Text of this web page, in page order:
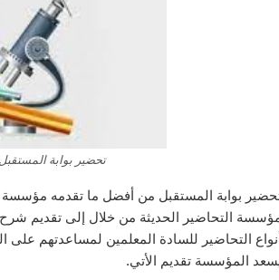
تحضير بوابة
بوابة المستقبل من أفضل ما تقدمه مؤسسة
التحاضير الحديثة من خلال إلى تقديم
التحاضير للسادة المعلمين لمساعدتهم على
المؤسسة تقديم الأتي.